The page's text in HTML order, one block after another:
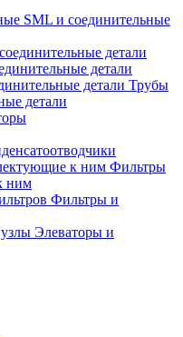
SML и соединительные
детали
Трубы
детали
Фильтры
ним
Фильтры и
Элеваторы и